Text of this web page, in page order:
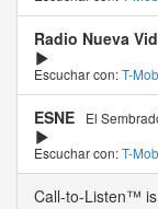
Radio Nueva
Escuchar con:T-
ESNE
El
Escuchar con:T-
Call-to-Listen™